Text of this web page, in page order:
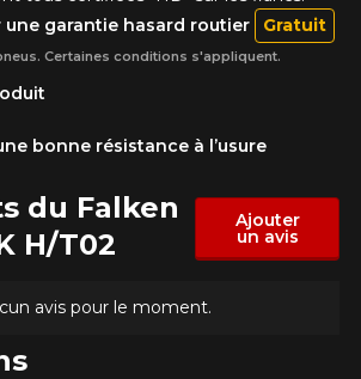
bonne résistance à l’usure
une garantie hasard routier Gratuit
Certaines conditions s'appliquent.
du Falken
H/T02
Ajouter
un avis
avis pour le moment.